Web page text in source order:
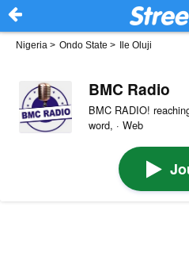
Nigeria > Ondo State > Ile Oluji
BMC Radio
BMC RADIO!
word, · Web